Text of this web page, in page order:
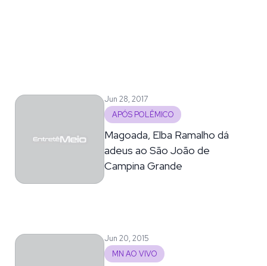
Jun 28, 2017
APÓS POLÊMICO
Magoada, Elba Ramalho dá
adeus ao São João de
Campina Grande
Jun 20, 2015
MN AO VIVO